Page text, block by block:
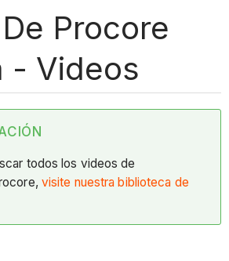
Procore
- Videos
todos los videos de
visite nuestra biblioteca de